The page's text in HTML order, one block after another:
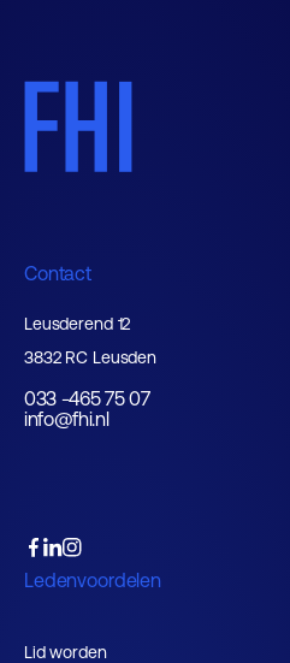
Contact
Leusderend 12
3832 RC Leusden
033 -465 75 07
info@fhi.nl
Ledenvoordelen
Lid worden